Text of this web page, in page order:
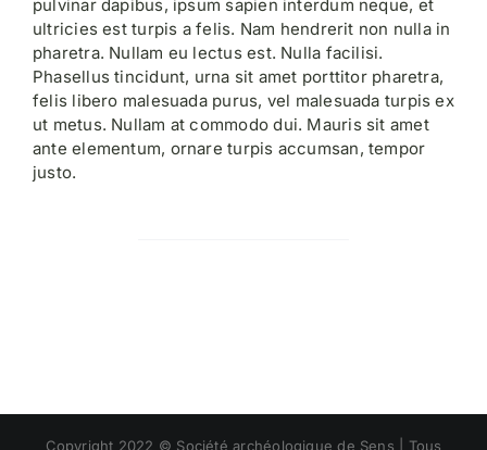
pulvinar dapibus, ipsum sapien interdum neque, et
ultricies est turpis a felis. Nam hendrerit non nulla in
pharetra. Nullam eu lectus est. Nulla facilisi.
Phasellus tincidunt, urna sit amet porttitor pharetra,
felis libero malesuada purus, vel malesuada turpis ex
ut metus. Nullam at commodo dui. Mauris sit amet
ante elementum, ornare turpis accumsan, tempor
justo.
Copyright 2022 © Société archéologique de Sens | Tous